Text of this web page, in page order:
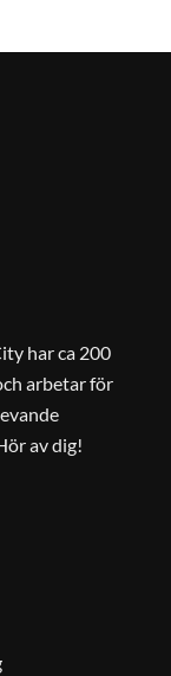
har ca 200
arbetar för
av dig!